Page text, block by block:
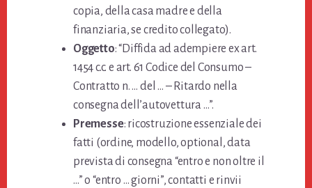
copia, della casa madre e della
finanziaria, se credito collegato).
Oggetto: “Diffida ad adempiere ex art.
1454 c.c. e art. 61 Codice del Consumo –
Contratto n. … del … – Ritardo nella
consegna dell’autovettura …”.
Premesse: ricostruzione essenziale dei
fatti (ordine, modello, optional, data
prevista di consegna “entro e non oltre il
…” o “entro … giorni”, contatti e rinvii